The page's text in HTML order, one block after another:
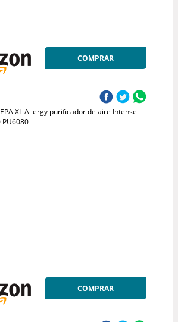
COMPRAR
XL Allergy purificador de aire Intense
PU6080
COMPRAR